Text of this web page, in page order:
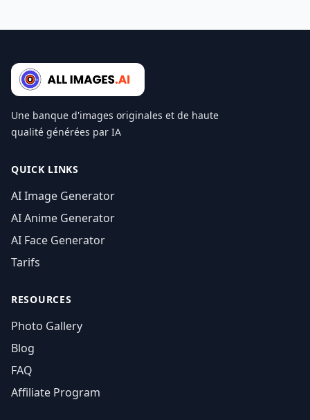
Une banque d'images originales et de haute
qualité générées par IA
QUICK LINKS
AI Image Generator
AI Anime Generator
AI Face Generator
Tarifs
RESOURCES
Photo Gallery
Blog
FAQ
Affiliate Program